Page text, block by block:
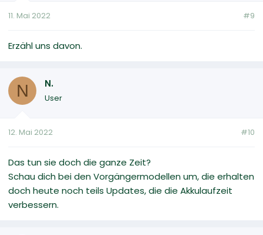
11. Mai 2022 #9
Erzähl uns davon.
N N.
User
12. Mai 2022 #10
Das tun sie doch die ganze Zeit?
Schau dich bei den Vorgängermodellen um, die erhalten
doch heute noch teils Updates, die die Akkulaufzeit
verbessern.